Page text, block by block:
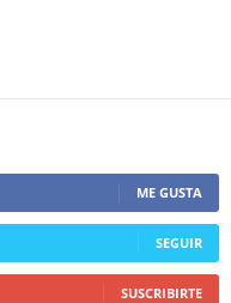
ME GUSTA
SEGUIR
SUSCRIBIRTE